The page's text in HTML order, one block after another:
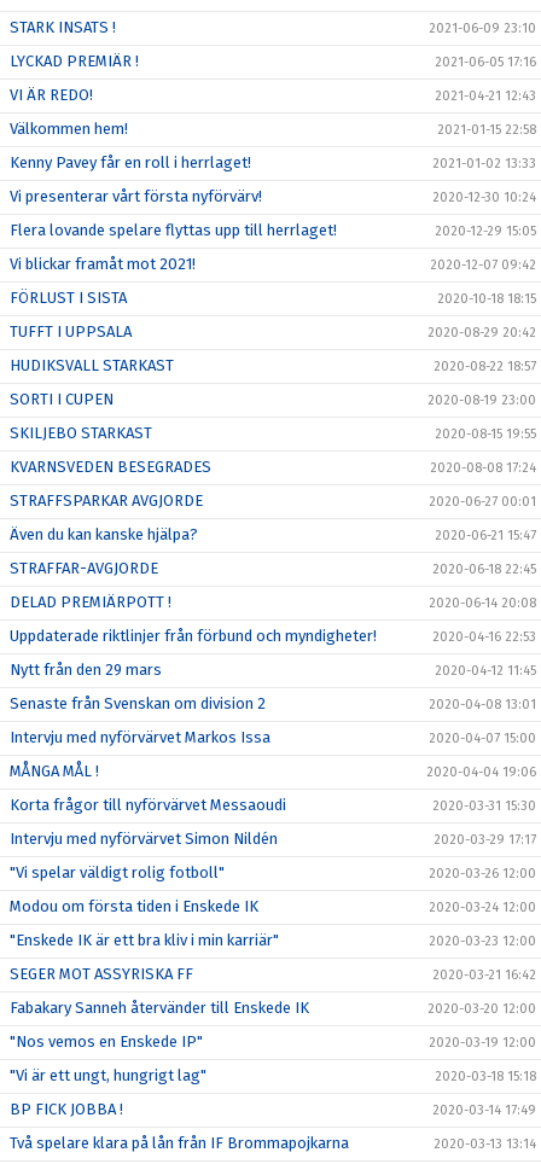
STARK INSATS ! 2021-06-09 23:10
LYCKAD PREMIÄR ! 2021-06-05 17:16
VI ÄR REDO! 2021-04-21 12:43
Välkommen hem! 2021-01-15 22:58
Kenny Pavey får en roll i herrlaget! 2021-01-02 13:33
Vi presenterar vårt första nyförvärv! 2020-12-30 10:24
Flera lovande spelare flyttas upp till herrlaget! 2020-12-29 15:05
Vi blickar framåt mot 2021! 2020-12-07 09:42
FÖRLUST I SISTA 2020-10-18 18:15
TUFFT I UPPSALA 2020-08-29 20:42
HUDIKSVALL STARKAST 2020-08-22 18:57
SORTI I CUPEN 2020-08-19 23:00
SKILJEBO STARKAST 2020-08-15 19:55
KVARNSVEDEN BESEGRADES 2020-08-08 17:24
STRAFFSPARKAR AVGJORDE 2020-06-27 00:01
Även du kan kanske hjälpa? 2020-06-21 15:47
STRAFFAR-AVGJORDE 2020-06-18 22:45
DELAD PREMIÄRPOTT ! 2020-06-14 20:08
Uppdaterade riktlinjer från förbund och myndigheter! 2020-04-16 22:53
Nytt från den 29 mars 2020-04-12 11:45
Senaste från Svenskan om division 2 2020-04-08 13:01
Intervju med nyförvärvet Markos Issa 2020-04-07 15:00
MÅNGA MÅL ! 2020-04-04 19:06
Korta frågor till nyförvärvet Messaoudi 2020-03-31 15:30
Intervju med nyförvärvet Simon Nildén 2020-03-29 17:17
"Vi spelar väldigt rolig fotboll" 2020-03-26 12:00
Modou om första tiden i Enskede IK 2020-03-24 12:00
"Enskede IK är ett bra kliv i min karriär" 2020-03-23 12:00
SEGER MOT ASSYRISKA FF 2020-03-21 16:42
Fabakary Sanneh återvänder till Enskede IK 2020-03-20 12:00
"Nos vemos en Enskede IP" 2020-03-19 12:00
"Vi är ett ungt, hungrigt lag" 2020-03-18 15:18
BP FICK JOBBA ! 2020-03-14 17:49
Två spelare klara på lån från IF Brommapojkarna 2020-03-13 13:14